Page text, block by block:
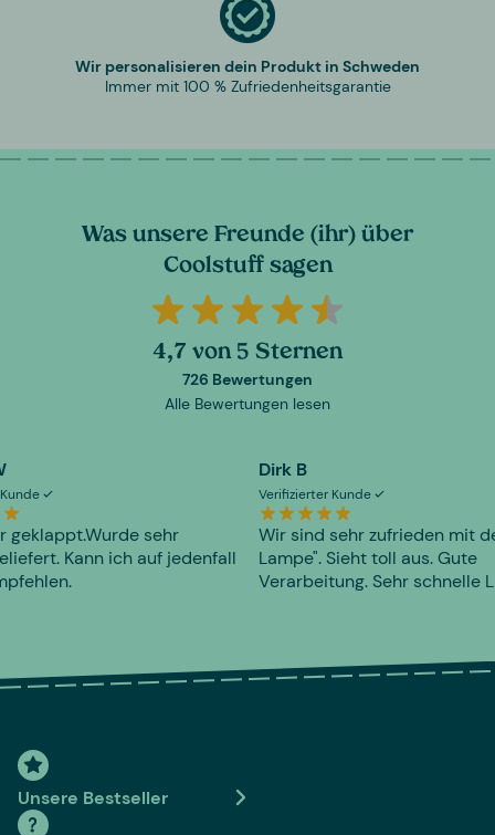
Wir personalisieren dein Produkt in Schweden
Immer mit 100 % Zufriedenheitsgarantie
Was unsere Freunde (ihr) über
Coolstuff sagen
4,7 von 5 Sternen
726 Bewertungen
Alle Bewertungen lesen
geklappt.Wurde sehr
Kann ich auf jedenfall
Dirk B
Verifizierter Kunde
Wir sind sehr zufrieden mit
Lampe". Sieht toll aus. Gute
Verarbeitung. Sehr schnelle
Unsere Bestseller